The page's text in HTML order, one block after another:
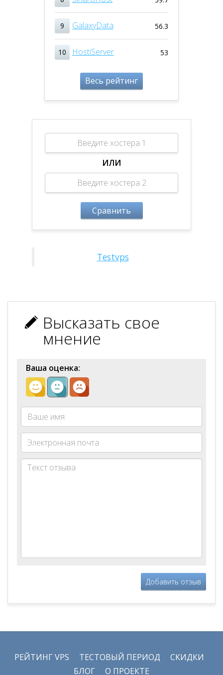
56.3
9 GalaxyData
53
10 HostiServer
Весь рейтинг
ИЛИ
Сравнить
Testvps
Высказать свое
мнение
Ваша оценка:
Добавить отзыв
РЕЙТИНГ VPS ТЕСТОВЫЙ ПЕРИОД
СКИДКИ
БЛОГ
О ПРОЕКТЕ